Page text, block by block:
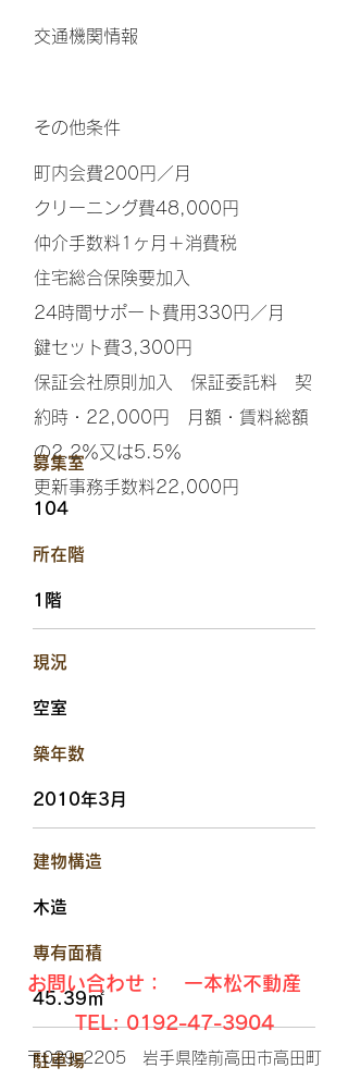
交通機関情報
その他条件
町内会費200円／月
クリーニング費48,000円
仲介手数料1ヶ月＋消費税
住宅総合保険要加入
24時間サポート費用330円／月
鍵セット費3,300円
保証会社原則加入 保証委託料 契
約時・22,000円 月額・賃料総額
の2.2％又は5.5％
更新事務手数料22,000円
​募集室
104
​所在階
1階
​現況
空室
​築年数
2010年3月
​建物構造
木造
​専有面積
45.39㎡
駐車場
お問い合わせ： 一本松不動産
TEL:0192-47-3904
〒029-2205 岩手県陸前高田市高田町